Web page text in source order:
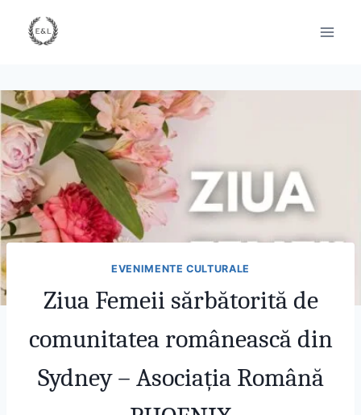
EVENIMENTE CULTURALE
Ziua Femeii sărbătorită de
comunitatea românească din
Sydney – Asociația Română